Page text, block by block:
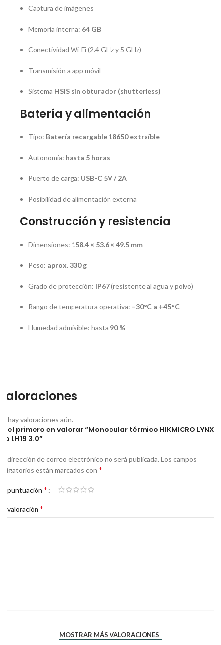
Captura de imágenes
Memoria interna: 64 GB
Conectividad Wi-Fi (2.4 GHz y 5 GHz)
Transmisión a app móvil
Sistema HSIS sin obturador (shutterless)
Batería y alimentación
Tipo: Batería recargable 18650 extraíble
Autonomía: hasta 5 horas
Puerto de carga: USB-C 5V / 2A
Posibilidad de alimentación externa
Construcción y resistencia
Dimensiones: 158.4 × 53.6 × 49.5 mm
Peso: aprox. 330 g
Grado de protección: IP67(resistente al agua y polvo)
Rango de temperatura operativa: –30°C a +45°C
Humedad admisible: hasta 90 %
hay valoraciones aún.
el primero en valorar “Monocular térmico HIKMICRO LYNX
LH19 3.0”
dirección de correo electrónico no será publicada.Los campos
están marcados con *
puntuación *
valoración *
MOSTRAR MÁS VALORACIONES